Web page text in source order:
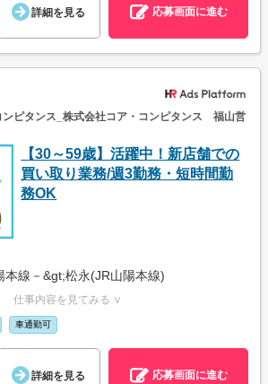
詳細を見る 応募画面に進む
ンピタンス_株式会社コア・コンピタンス 福山営
【30～59歳】活躍中！新店舗での
買い取り業務/週3勤務・短時間勤
務OK
本線－&gt;松永(JR山陽本線)
仕事内容を見てみる ∨
車通勤可
詳細を見る 応募画面に進む